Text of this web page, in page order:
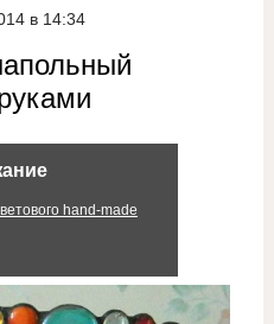
в 14:34
hand-made